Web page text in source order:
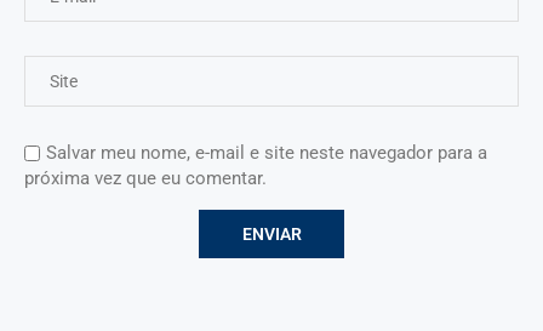
Salvar meu nome, e-mail e site neste navegador para a
próxima vez que eu comentar.